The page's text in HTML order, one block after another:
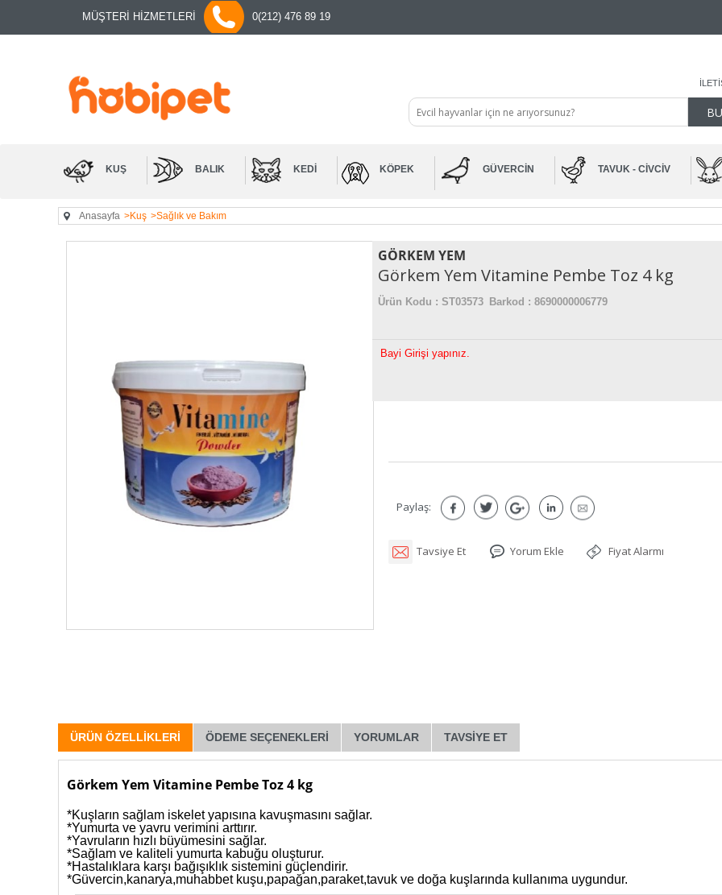
MÜŞTERİ HİZMETLERİ 0(212) 476 89 19
KUŞ BALIK KEDI KÖPEK GÜVERCIN TAVUK - CIVCIV
Anasayfa >Kuş >Sağlık ve Bakım
GÖRKEM YEM
Görkem Yem Vitamine Pembe Toz 4 kg
Ürün Kodu : ST03573 Barkod : 8690000006779
Bayi Girişi yapınız.
Paylaş:
Tavsiye Et Yorum Ekle Fiyat Alarmı
ÜRÜN ÖZELLIKLERI ÖDEME SEÇENEKLERI YORUMLAR TAVSIYE ET
Görkem Yem Vitamine Pembe Toz 4 kg
*Kuşların sağlam iskelet yapısına kavuşmasını sağlar.
*Yumurta ve yavru verimini arttırır.
*Yavruların hızlı büyümesini sağlar.
*Sağlam ve kaliteli yumurta kabuğu oluşturur.
*Hastalıklara karşı bağışıklık sistemini güçlendirir.
*Güvercin,kanarya,muhabbet kuşu,papağan,paraket,tavuk ve doğa kuşlarında kullanıma uygundur.